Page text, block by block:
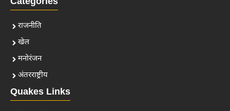
राजनीति
खेल
मनोरंजन
अंतरराष्ट्रीय
Quakes Links